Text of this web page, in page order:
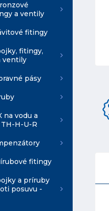
a ventily
fitingy
fitingy,
ventily
pásy
na vodu a
H-U-R
fitingy
a príruby
posuvu -